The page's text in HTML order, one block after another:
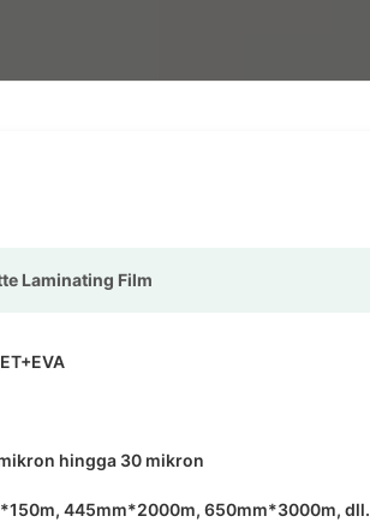
Laminating Film
hingga 30 mikron
445mm*2000m, 650mm*3000m, dll.